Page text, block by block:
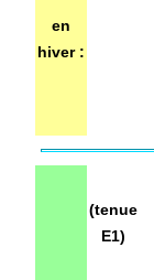
en
hiver :
(tenue
E1)